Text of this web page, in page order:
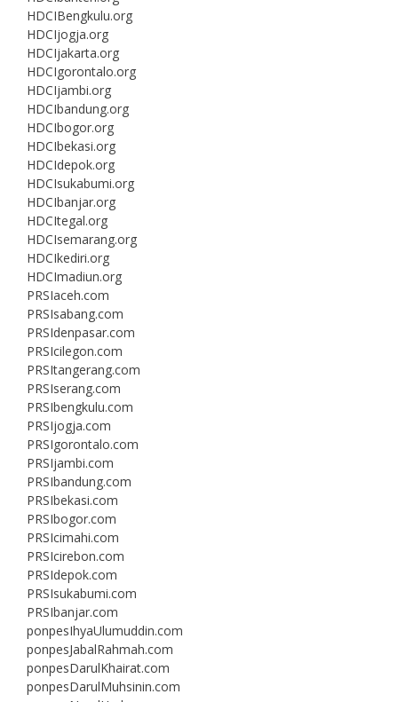
HDCIBengkulu.org
HDCIjogja.org
HDCIjakarta.org
HDCIgorontalo.org
HDCIjambi.org
HDCIbandung.org
HDCIbogor.org
HDCIbekasi.org
HDCIdepok.org
HDCIsukabumi.org
HDCIbanjar.org
HDCItegal.org
HDCIsemarang.org
HDCIkediri.org
HDCImadiun.org
PRSIaceh.com
PRSIsabang.com
PRSIdenpasar.com
PRSIcilegon.com
PRSItangerang.com
PRSIserang.com
PRSIbengkulu.com
PRSIjogja.com
PRSIgorontalo.com
PRSIjambi.com
PRSIbandung.com
PRSIbekasi.com
PRSIbogor.com
PRSIcimahi.com
PRSIcirebon.com
PRSIdepok.com
PRSIsukabumi.com
PRSIbanjar.com
ponpesIhyaUlumuddin.com
ponpesJabalRahmah.com
ponpesDarulKhairat.com
ponpesDarulMuhsinin.com